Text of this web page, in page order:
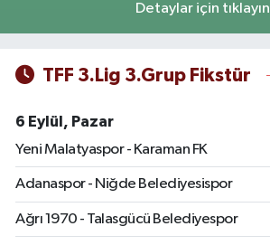
Detaylar için tıklayın
TFF 3.Lig 3.Grup Fikstür
6 Eylül, Pazar
Yeni Malatyaspor - Karaman FK
Adanaspor - Niğde Belediyesispor
Ağrı 1970 - Talasgücü Belediyespor